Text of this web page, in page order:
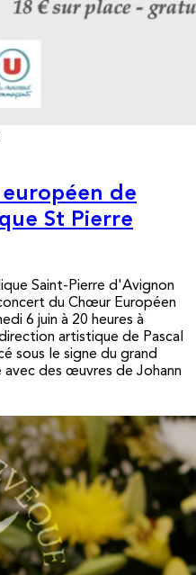
de
St Pierre
Saint-Pierre d'Avignon
du Chœur Européen
6 juin à 20 heures à
artistique de Pascal
sous le signe du grand
avec des œuvres de Johann